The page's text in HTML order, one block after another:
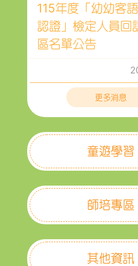
115年度「幼幼客
認證」檢定人員回
區名單公告
更多消息
童遊學習
師培專區
其他資訊